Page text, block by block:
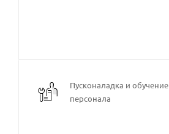
Пусконаладка и обучение
персонала